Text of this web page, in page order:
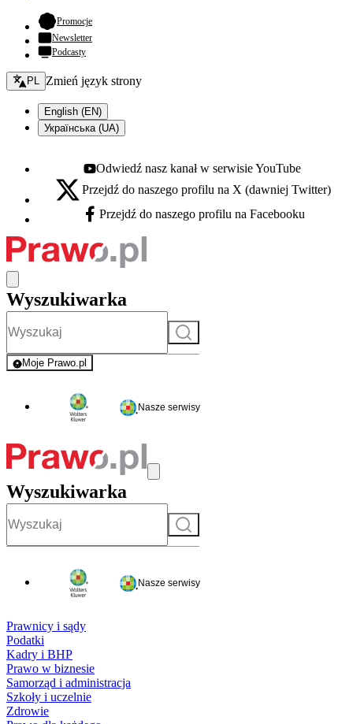
Promocje- otwiera się w nowej karcie
Newsletter
Podcasty
Zmień język - bieżący:
PL Zmień język strony
English (EN)
Українська (UA)
Youtube - otwiera się w nowej karcie
Odwiedź nasz kanał w serwisie YouTube
X - otwiera się w nowej karcie
Przejdź do naszego profilu na X (dawniej Twitter)
Facebook - otwiera się w nowej karcie
Przejdź do naszego profilu na Facebooku
Wyszukiwarka
Szukaj
Moje Prawo.pl
- rejestracja i logowanie do serwisu
Nasze serwisy
Wyszukiwarka
Szukaj
Nasze serwisy
Prawnicy i sądy
Podatki
Kadry i BHP
Prawo w biznesie
Samorząd i administracja
Szkoły i uczelnie
Zdrowie